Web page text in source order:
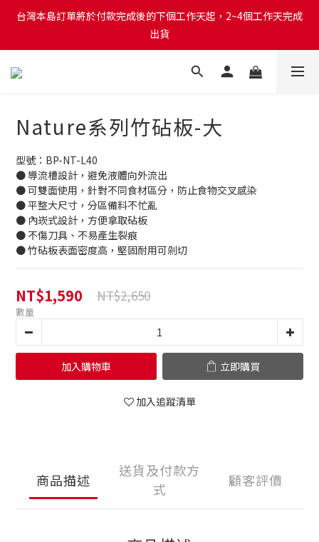
台灣本島訂單將於付款完成後的下個工作天起，2~4個工作天完成
出貨
台灣本島訂單將於付款完成後的下個工作天起，2~4個工作天完成
出貨
台灣本島消費滿$999免運費
台灣本島訂單將於付款完成後的下個工作天起，2~4個工作天完成
出貨
Nature系列竹砧板-大
型號：BP-NT-L40
● 導流槽設計，避免液體向外流出
● 可雙面使用，針對不同食材區分，防止食物交叉感染
● 平整大尺寸，分區備料不忙亂
● 內崁式設計，方便拿取砧板
● 不傷刀具、不易產生裂痕
● 竹砧板表面密度高，堅固耐用可剁切
NT$1,590 NT$2,650
數量
加入購物車 立即購買
加入追蹤清單
商品描述
送貨及付款方
式
顧客評價